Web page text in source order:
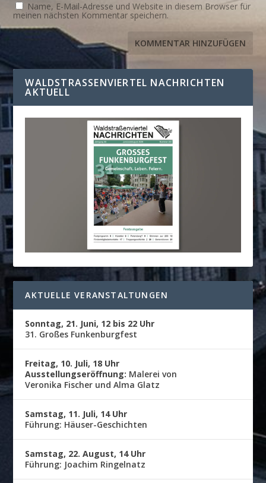
Name, E-Mail-Adresse und Website in diesem Browser für
meinen nächsten Kommentar speichern.
WALDSTRASSENVIERTEL NACHRICHTEN A
KTUELL
AKTUELLE VERANSTALTUNGEN
Sonntag, 21. Juni, 12 bis 22 Uhr
31. Großes Funkenburgfest
Freitag, 10. Juli, 18 Uhr
Ausstellungseröffnung: Malerei von
Veronika Fischer und Alma Glatz
Samstag, 11. Juli, 14 Uhr
Führung: Häuser-Geschichten
Samstag, 22. August, 14 Uhr
Führung: Joachim Ringelnatz